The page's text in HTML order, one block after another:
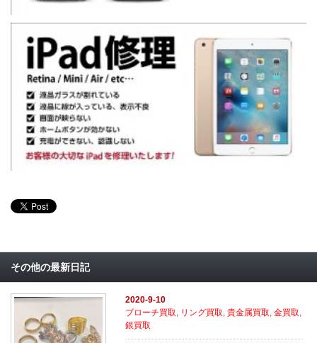
その他の最新日記
2020-9-10
ブローチ買取, リング買取,貴金属買取,金買取,
銀買取